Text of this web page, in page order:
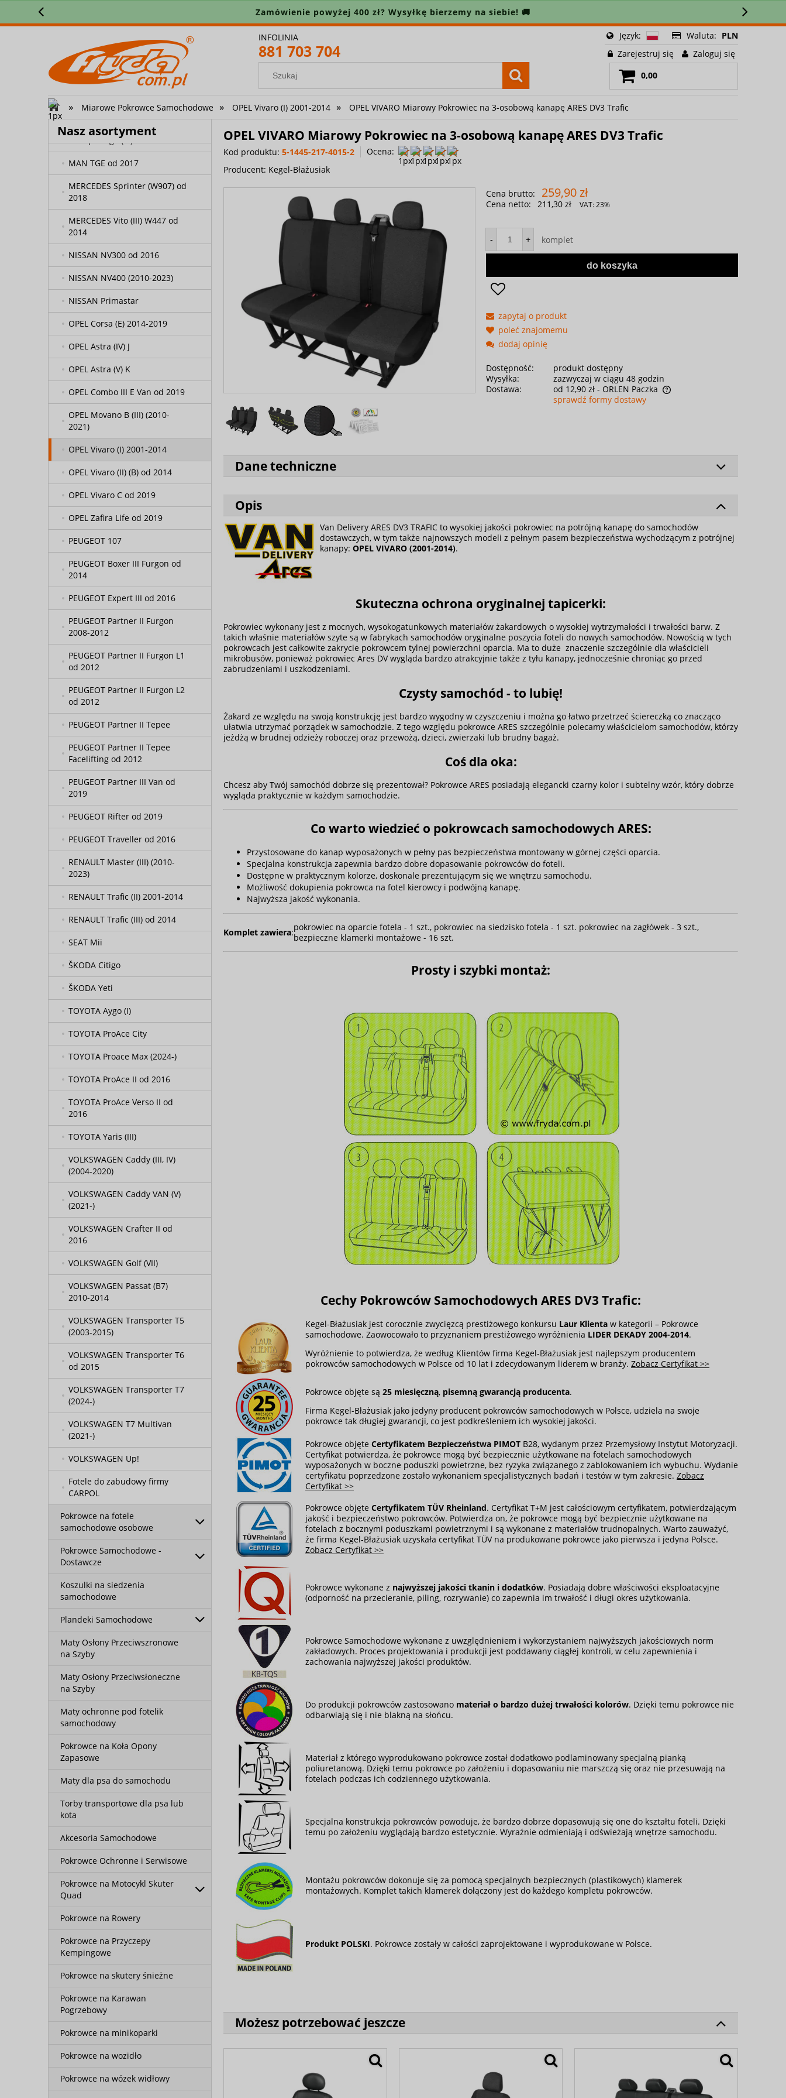
Zamówienie powyżej 400 zł? Wysyłkę bierzemy na siebie! 🚚
INFOLINIA
881 703 704
Język: Waluta: PLN
Zarejestruj się
Zaloguj się
0,00
» Miarowe Pokrowce Samochodowe » OPEL Vivaro (I) 2001-2014 » OPEL VIVARO Miarowy Pokrowiec na 3-osobową kanapę ARES DV3 Trafic
Nasz asortyment
FORD Transit Custom I (2012-
FORD Transit Custom I (2018-
2023)
FORD Transit Custom II (2024-)
FORD Transit VIII od 2013
IVECO Daily od 2014 (VI)
KIA Sportage (IV)
MAN TGE od 2017
MERCEDES Sprinter (W907) od
2018
MERCEDES Vito (III) W447 od
2014
NISSAN NV300 od 2016
NISSAN NV400 (2010-2023)
NISSAN Primastar
OPEL Corsa (E) 2014-2019
OPEL Astra (IV) J
OPEL Astra (V) K
OPEL Combo III E Van od 2019
OPEL Movano B (III) (2010-
2021)
OPEL Vivaro (I) 2001-2014
OPEL Vivaro (II) (B) od 2014
OPEL Vivaro C od 2019
OPEL Zafira Life od 2019
PEUGEOT 107
PEUGEOT Boxer III Furgon od
2014
PEUGEOT Expert III od 2016
PEUGEOT Partner II Furgon
2008-2012
PEUGEOT Partner II Furgon L1
od 2012
PEUGEOT Partner II Furgon L2
od 2012
PEUGEOT Partner II Tepee
PEUGEOT Partner II Tepee
Facelifting od 2012
PEUGEOT Partner III Van od
2019
PEUGEOT Rifter od 2019
PEUGEOT Traveller od 2016
RENAULT Master (III) (2010-
2023)
RENAULT Trafic (II) 2001-2014
RENAULT Trafic (III) od 2014
SEAT Mii
ŠKODA Citigo
ŠKODA Yeti
TOYOTA Aygo (I)
TOYOTA ProAce City
TOYOTA Proace Max (2024-)
TOYOTA ProAce II od 2016
TOYOTA ProAce Verso II od
2016
TOYOTA Yaris (III)
VOLKSWAGEN Caddy (III, IV)
(2004-2020)
VOLKSWAGEN Caddy VAN (V)
(2021-)
VOLKSWAGEN Crafter II od
2016
VOLKSWAGEN Golf (VII)
VOLKSWAGEN Passat (B7)
2010-2014
VOLKSWAGEN Transporter T5
(2003-2015)
VOLKSWAGEN Transporter T6
od 2015
VOLKSWAGEN Transporter T7
(2024-)
VOLKSWAGEN T7 Multivan
(2021-)
VOLKSWAGEN Up!
Fotele do zabudowy firmy
CARPOL
Pokrowce na fotele
samochodowe osobowe
Pokrowce Samochodowe -
Dostawcze
Koszulki na siedzenia
samochodowe
Plandeki Samochodowe
Maty Osłony Przeciwszronowe
na Szyby
Maty Osłony Przeciwsłoneczne
na Szyby
Maty ochronne pod fotelik
samochodowy
Pokrowce na Koła Opony
Zapasowe
Maty dla psa do samochodu
Torby transportowe dla psa lub
kota
Akcesoria Samochodowe
Pokrowce Ochronne i Serwisowe
Pokrowce na Motocykl Skuter
Quad
Pokrowce na Rowery
Pokrowce na Przyczepy
Kempingowe
Pokrowce na skutery śnieżne
Pokrowce na Karawan
Pogrzebowy
Pokrowce na minikoparki
Pokrowce na wozidło
Pokrowce na wózek widłowy
OPEL VIVARO Miarowy Pokrowiec na 3-osobową kanapę ARES DV3 Trafic
Kod produktu: 5-1445-217-4015-2
Ocena:
Producent: Kegel-Błażusiak
Cena brutto: 259,90 zł
Cena netto: 211,30 zł VAT:23%
- + komplet
do koszyka
zapytaj o produkt
poleć znajomemu
dodaj opinię
Dostępność:
produkt dostępny
Wysyłka:
zazwyczaj w ciągu 48 godzin
Dostawa:
od 12,90 zł - ORLEN Paczka
sprawdź formy dostawy
Dane techniczne
Opis
Van Delivery ARES DV3 TRAFIC to wysokiej jakości pokrowiec na potrójną kanapę do samochodów
dostawczych, w tym także najnowszych modeli z pełnym pasem bezpieczeństwa wychodzącym z potrójnej
kanapy: OPEL VIVARO (2001-2014).
Skuteczna ochrona oryginalnej tapicerki:
Pokrowiec wykonany jest z mocnych, wysokogatunkowych materiałów żakardowych o wysokiej wytrzymałości i trwałości barw. Z
takich właśnie materiałów szyte są w fabrykach samochodów oryginalne poszycia foteli do nowych samochodów. Nowością w tych
pokrowcach jest całkowite zakrycie pokrowcem tylnej powierzchni oparcia. Ma to duże znaczenie szczególnie dla właścicieli
mikrobusów, ponieważ pokrowiec Ares DV wygląda bardzo atrakcyjnie także z tyłu kanapy, jednocześnie chroniąc go przed
zabrudzeniami i uszkodzeniami.
Czysty samochód - to lubię!
Żakard ze względu na swoją konstrukcję jest bardzo wygodny w czyszczeniu i można go łatwo przetrzeć ściereczką co znacząco
ułatwia utrzymać porządek w samochodzie. Z tego względu pokrowce ARES szczególnie polecamy właścicielom samochodów, którzy
jeżdżą w brudnej odzieży roboczej oraz przewożą, dzieci, zwierzaki lub brudny bagaż.
Coś dla oka:
Chcesz aby Twój samochód dobrze się prezentował? Pokrowce ARES posiadają elegancki czarny kolor i subtelny wzór, który dobrze
wygląda praktycznie w każdym samochodzie.
Co warto wiedzieć o pokrowcach samochodowych ARES:
Przystosowane do kanap wyposażonych w pełny pas bezpieczeństwa montowany w górnej części oparcia.
Specjalna konstrukcja zapewnia bardzo dobre dopasowanie pokrowców do foteli.
Dostępne w praktycznym kolorze, doskonale prezentującym się we wnętrzu samochodu.
Możliwość dokupienia pokrowca na fotel kierowcy i podwójną kanapę.
Najwyższa jakość wykonania.
Komplet zawiera:pokrowiec na oparcie fotela - 1 szt., pokrowiec na siedzisko fotela - 1 szt. pokrowiec na zagłówek - 3 szt.,
bezpieczne klamerki montażowe - 16 szt.
Prosty i szybki montaż:
Cechy Pokrowców Samochodowych ARES DV3 Trafic:
Kegel-Błażusiak jest corocznie zwycięzcą prestiżowego konkursu Laur Klienta w kategorii – Pokrowce
samochodowe. Zaowocowało to przyznaniem prestiżowego wyróżnienia LIDER DEKADY 2004-2014.
Wyróżnienie to potwierdza, że według Klientów firma Kegel-Błażusiak jest najlepszym producentem
pokrowców samochodowych w Polsce od 10 lat i zdecydowanym liderem w branży. Zobacz Certyfikat >>
Pokrowce objęte są 25 miesięczną, pisemną gwarancją producenta.
Firma Kegel-Błażusiak jako jedyny producent pokrowców samochodowych w Polsce, udziela na swoje
pokrowce tak długiej gwarancji, co jest podkreśleniem ich wysokiej jakości.
Pokrowce objęte Certyfikatem Bezpieczeństwa PIMOT B28, wydanym przez Przemysłowy Instytut Motoryzacji.
Certyfikat potwierdza, że pokrowce mogą być bezpiecznie użytkowane na fotelach samochodowych
wyposażonych w boczne poduszki powietrzne, bez ryzyka związanego z zablokowaniem ich wybuchu. Wydanie
certyfikatu poprzedzone zostało wykonaniem specjalistycznych badań i testów w tym zakresie. Zobacz
Certyfikat >>
Pokrowce objęte Certyfikatem TÜV Rheinland. Certyfikat T+M jest całościowym certyfikatem, potwierdzającym
jakość i bezpieczeństwo pokrowców. Potwierdza on, że pokrowce mogą być bezpiecznie użytkowane na
fotelach z bocznymi poduszkami powietrznymi i są wykonane z materiałów trudnopalnych. Warto zauważyć,
że firma Kegel-Błażusiak uzyskała certyfikat TÜV na produkowane pokrowce jako pierwsza i jedyna Polsce.
Zobacz Certyfikat >>
Pokrowce wykonane z najwyższej jakości tkanin i dodatków. Posiadają dobre właściwości eksploatacyjne
(odporność na przecieranie, piling, rozrywanie) co zapewnia im trwałość i długi okres użytkowania.
Pokrowce Samochodowe wykonane z uwzględnieniem i wykorzystaniem najwyższych jakościowych norm
zakładowych. Proces projektowania i produkcji jest poddawany ciągłej kontroli, w celu zapewnienia i
zachowania najwyższej jakości produktów.
Do produkcji pokrowców zastosowano materiał o bardzo dużej trwałości kolorów. Dzięki temu pokrowce nie
odbarwiają się i nie blakną na słońcu.
Materiał z którego wyprodukowano pokrowce został dodatkowo podlaminowany specjalną pianką
poliuretanową. Dzięki temu pokrowce po założeniu i dopasowaniu nie marszczą się oraz nie przesuwają na
fotelach podczas ich codziennego użytkowania.
Specjalna konstrukcja pokrowców powoduje, że bardzo dobrze dopasowują się one do kształtu foteli. Dzięki
temu po założeniu wyglądają bardzo estetycznie. Wyraźnie odmieniają i odświeżają wnętrze samochodu.
Montażu pokrowców dokonuje się za pomocą specjalnych bezpiecznych (plastikowych) klamerek
montażowych. Komplet takich klamerek dołączony jest do każdego kompletu pokrowców.
Produkt POLSKI. Pokrowce zostały w całości zaprojektowane i wyprodukowane w Polsce.
Możesz potrzebować jeszcze